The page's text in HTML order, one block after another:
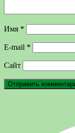
Имя *
E-mail *
Сайт